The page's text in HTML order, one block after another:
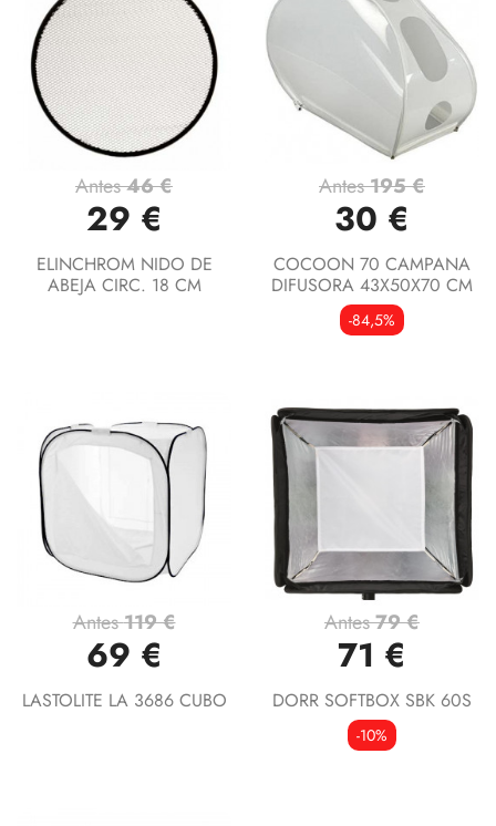
Antes46 €
29 €
ELINCHROM NIDO DE
ABEJA CIRC. 18 CM
Antes195 €
30 €
COCOON 70 CAMPANA
DIFUSORA 43X50X70 CM
-84,5%
Antes119 €
69 €
LASTOLITE LA 3686 CUBO
Antes79 €
71 €
DORR SOFTBOX SBK 60S
-10%